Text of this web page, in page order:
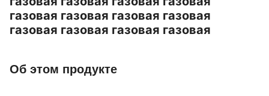
газовая газовая газовая газовая
газовая газовая газовая газовая
Об этом продукте